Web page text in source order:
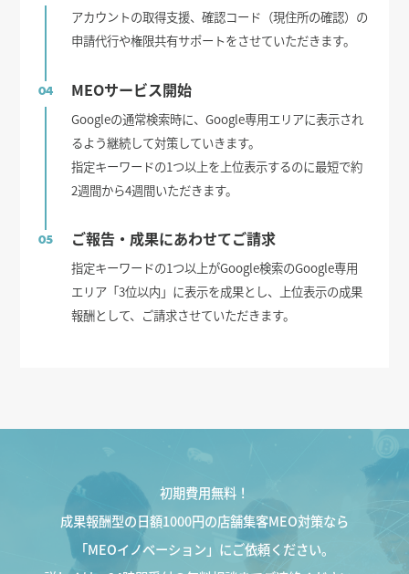
アカウントの取得支援、確認コード（現住所の確認）の
申請代行や権限共有サポートをさせていただきます。
04 MEOサービス開始
Googleの通常検索時に、Google専用エリアに表示され
るよう継続して対策していきます。
指定キーワードの1つ以上を上位表示するのに最短で約
2週間から4週間いただきます。
05 ご報告・成果にあわせてご請求
指定キーワードの1つ以上がGoogle検索のGoogle専用
エリア「3位以内」に表示を成果とし、上位表示の成果
報酬として、ご請求させていただきます。
初期費用無料！
成果報酬型の日額1000円の店舗集客MEO対策なら
「MEOイノベーション」にご依頼ください。